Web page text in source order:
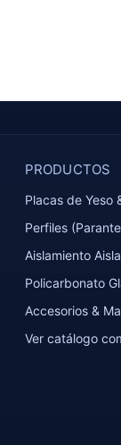
PRODUCTOS
Placas de Yeso
Perfiles
Aislamiento
Policarbonato
Accesorios &
Ver catálogo